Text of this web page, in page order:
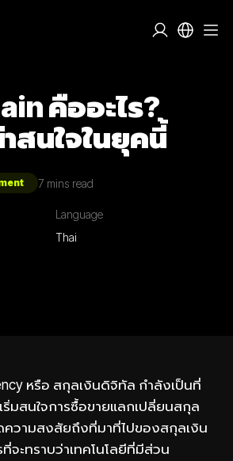
คืออะไร?
สนใจในยุคนี้
7 mins read
Language
Thai
หรือ สกุลเงินดิจิทัล กำลังเป็นที่
มสนใจการซื้อขายแลกเปลี่ยนสกุล
ความสงสัยถึงที่มาที่ไปของสกุลเงิน
จะทราบว่าเทคโนโลยีที่มีส่วน